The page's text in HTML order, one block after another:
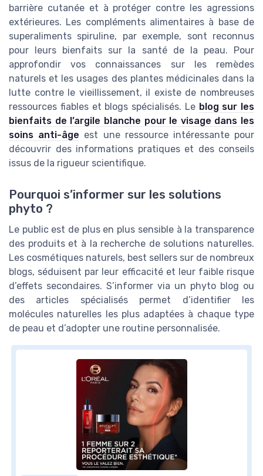
barrière cutanée et à protéger contre les agressions
extérieures. Les compléments alimentaires à base de
superaliments spiruline, par exemple, sont reconnus
pour leurs bienfaits sur la santé de la peau. Pour
approfondir vos connaissances sur les remèdes
naturels et les usages des plantes médicinales dans la
lutte contre le vieillissement, il existe de nombreuses
ressources fiables et blogs spécialisés. Le blog sur les
bienfaits de l’argile blanche pour le visage dans les
soins anti-âge est une ressource intéressante pour
découvrir des informations pratiques et des conseils
issus de la rigueur scientifique.
Pourquoi s’informer sur les solutions
phyto ?
Le public est de plus en plus sensible à la transparence
des produits et à la recherche de solutions naturelles.
Les cosmétiques naturels, best sellers sur de nombreux
blogs, séduisent par leur efficacité et leur faible risque
d’effets secondaires. S’informer via un phyto blog ou
des articles spécialisés permet d’identifier les
molécules naturelles les plus adaptées à chaque type
de peau et d’adopter une routine personnalisée.